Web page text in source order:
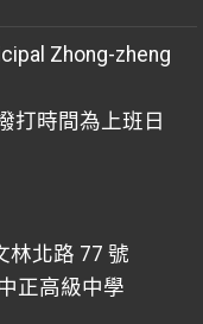
Zhong-zheng
打時間為上班日
林北路 77 號
正高級中學